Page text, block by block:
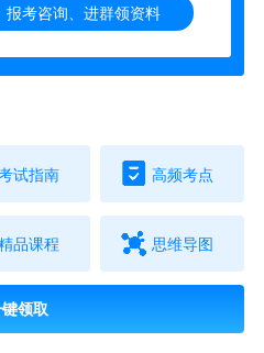
报考咨询、进群领资料
试指南 高频考点
品课程 思维导图
领取